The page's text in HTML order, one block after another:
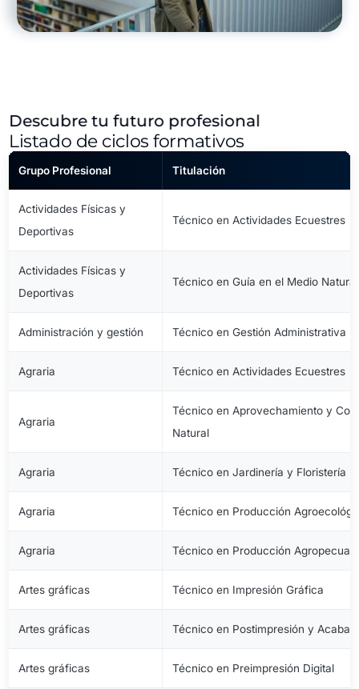
Descubre tu futuro profesional
Listado de ciclos formativos
Grupo Profesional Titulación
Actividades Físicas y
Deportivas
Técnico en Actividades Ecuestres
Actividades Físicas y
Deportivas
Técnico en Guía en el Medio
Administración y gestión Técnico en Gestión Administrativa
Agraria Técnico en Actividades Ecuestres
Agraria
Técnico en Aprovechamiento y
Natural
Agraria Técnico en Jardinería y Floristería
Agraria Técnico en Producción
Agraria Técnico en Producción
Artes gráficas Técnico en Impresión Gráfica
Artes gráficas Técnico en Postimpresión y
Artes gráficas Técnico en Preimpresión Digital